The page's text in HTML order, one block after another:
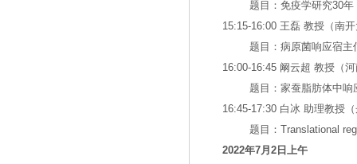
题目：免疫学研究30年
15:15-16:00 王磊 教授（南
题目：病原菌响应宿
16:00-16:45 阚云超 教授（
题目：家蚕脂肪体中
16:45-17:30 白冰 助理教授
题目：Translational
2022年7月2 日上午